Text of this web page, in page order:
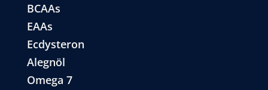
BCAAs
EAAs
Ecdysteron
Alegnöl
Omega 7